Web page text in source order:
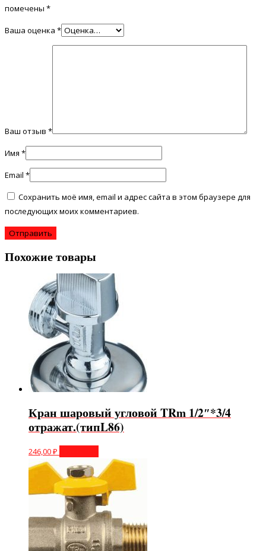
помечены *
Ваша оценка *
Ваш отзыв *
Имя *
Email *
Сохранить моё имя, email и адрес сайта в этом браузере для
последующих моих комментариев.
Похожие товары
Кран шаровый угловой TRm 1/2″*3/4
отражат.(типL86)
246,00₽